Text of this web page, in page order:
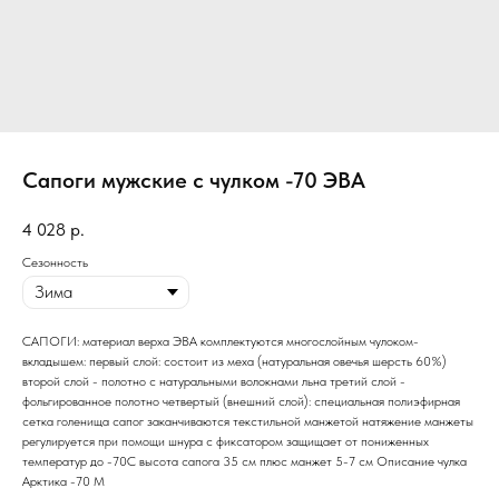
Сапоги мужские с чулком -70 ЭВА
4 028 р.
Сезонность
САПОГИ: материал верха ЭВА комплектуются многослойным чулоком-
вкладышем: первый слой: состоит из меха (натуральная овечья шерсть 60%)
второй слой - полотно с натуральными волокнами льна третий слой -
фольгированное полотно четвертый (внешний слой): специальная полиэфирная
сетка голенища сапог заканчиваются текстильной манжетой натяжение манжеты
регулируется при помощи шнура с фиксатором защищает от пониженных
температур до -70С высота сапога 35 см плюс манжет 5-7 см Описание чулка
Арктика -70 М